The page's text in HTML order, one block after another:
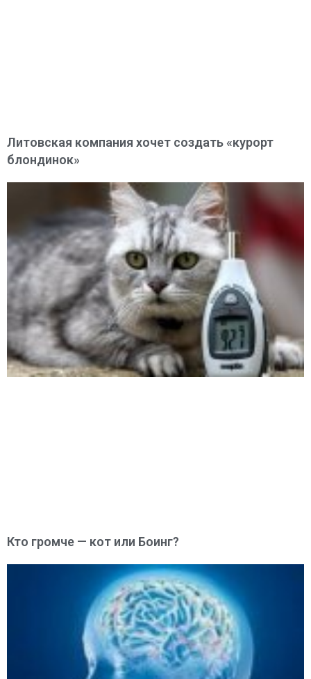
Литовская компания хочет создать «курорт
блондинок»
Кто громче — кот или Боинг?